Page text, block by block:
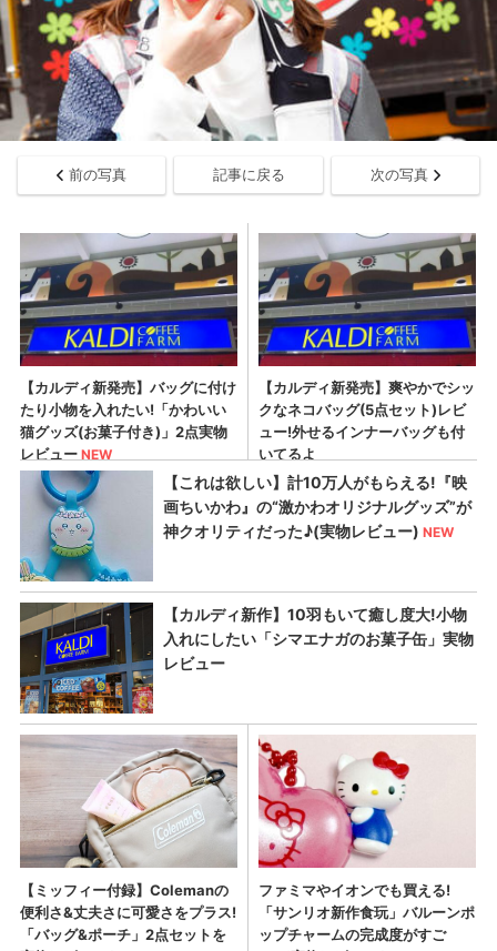
前の写真 記事に戻る 次の写真